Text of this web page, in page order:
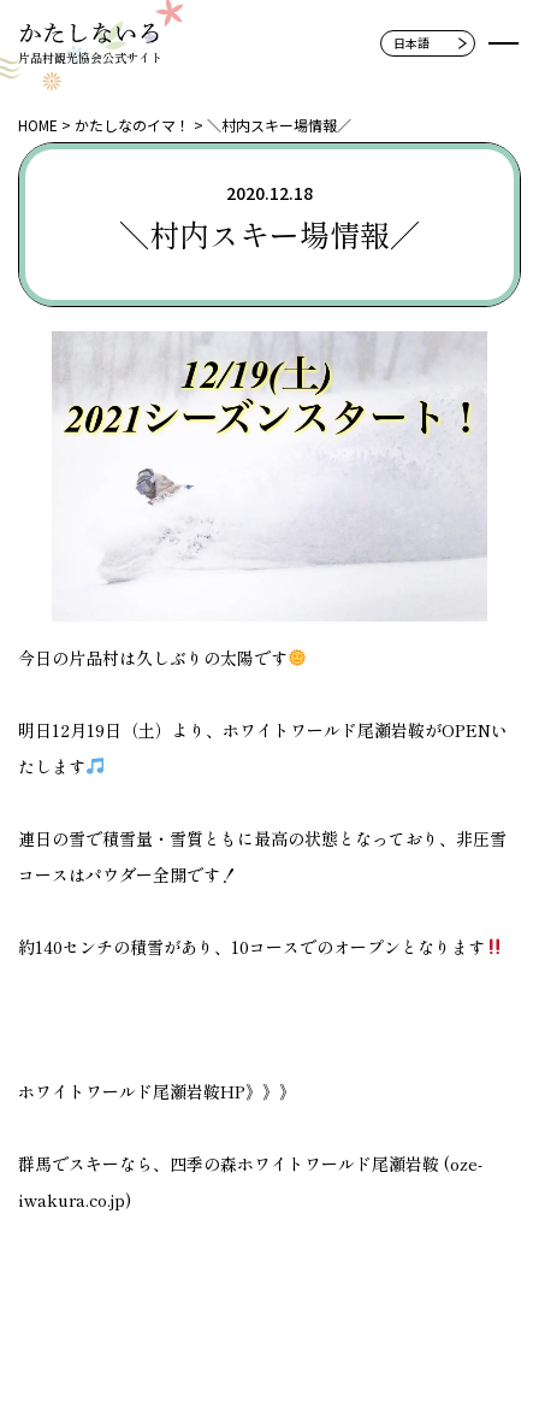
片品村観光協会公式サイト
HOME かたしなのイマ！ ＼村内スキー場情報／
2020.12.18
＼村内スキー場情報／
今日の片品村は久しぶりの太陽です
明日12月19日（土）より、ホワイトワールド尾瀬岩鞍がOPENい
たします
連日の雪で積雪量・雪質ともに最高の状態となっており、非圧雪
コースはパウダー全開です！
約140センチの積雪があり、10コースでのオープンとなります
ホワイトワールド尾瀬岩鞍HP》》》
群馬でスキーなら、四季の森ホワイトワールド尾瀬岩鞍 (oze-
iwakura.co.jp)